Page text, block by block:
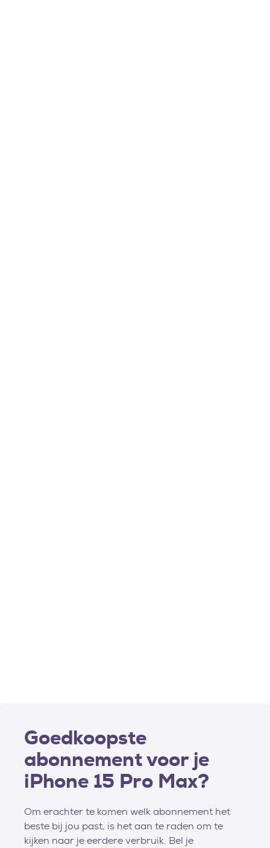
Goedkoopste
abonnement voor je
iPhone 15 Pro Max?
Om erachter te komen welk abonnement het
beste bij jou past, is het aan te raden om te
kijken naar je eerdere verbruik. Bel je